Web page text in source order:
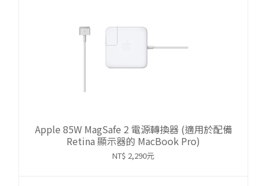
Apple 85W MagSafe 2 電源轉換器 (適用於配備
Retina 顯示器的 MacBook Pro)
NT$ 2,290元